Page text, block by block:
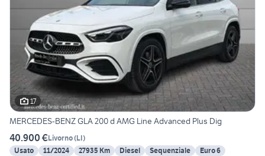
17
MERCEDES-BENZ GLA 200 d AMG Line Advanced Plus Dig
40.900 €Livorno(LI)
Usato
11/2024 27935 Km Diesel Sequenziale
Euro 6